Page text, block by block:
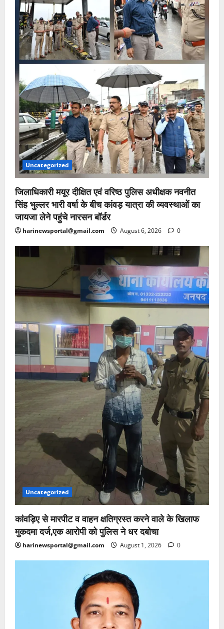
Uncategorized
जिलाधिकारी मयूर दीक्षित एवं वरिष्ठ पुलिस अधीक्षक नवनीत
सिंह भुल्लर भारी वर्षा के बीच कांवड़ यात्रा की व्यवस्थाओं का
जायजा लेने पहुंचे नारसन बॉर्डर
harinewsportal@gmail.com August 6, 2026 0
Uncategorized
कांवड़िए से मारपीट व वाहन क्षतिग्रस्त करने वाले के खिलाफ
मुकदमा दर्ज,एक आरोपी को पुलिस ने धर दबोचा
harinewsportal@gmail.com August 1, 2026 0